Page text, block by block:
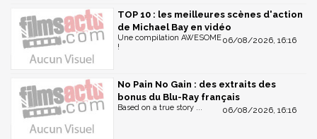
TOP 10 : les meilleures scènes d'action
de Michael Bay en vidéo
06/08/2026, 16:16
Une compilation AWESOME
!
No Pain No Gain : des extraits des
bonus du Blu-Ray français
06/08/2026, 16:16
Based on a true story ...